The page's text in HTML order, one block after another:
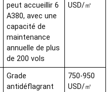
peut accueillir 6
A380, avec une
capacité de
maintenance
annuelle de plus
de 200 vols
USD/㎡
Grade
antidéflagrant
750-950
USD/㎡